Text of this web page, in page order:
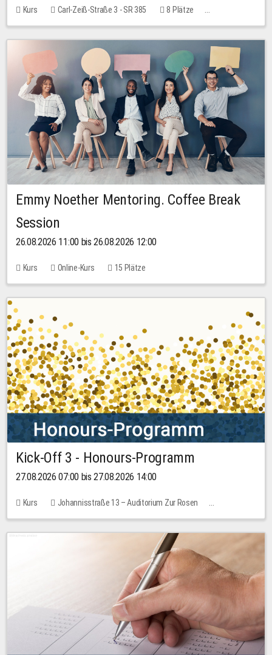
Kurs Carl-Zeiß-Straße 3 - SR 385
8 Plätze
20,00 EUR
Emmy Noether Mentoring. Coffee Break
Session
26.08.2026 11:00 bis 26.08.2026 12:00
Kurs Online-Kurs 15 Plätze
Kick-Off 3 - Honours-Programm
27.08.2026 07:00 bis 27.08.2026 14:00
Kurs
Johannisstraße 13 – Auditorium Zur Rosen
11 Plätze